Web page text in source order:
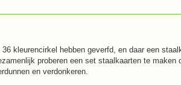
kleurencirkel hebben geverfd, en daar een
proberen een set staalkaarten te maken
en verdonkeren.